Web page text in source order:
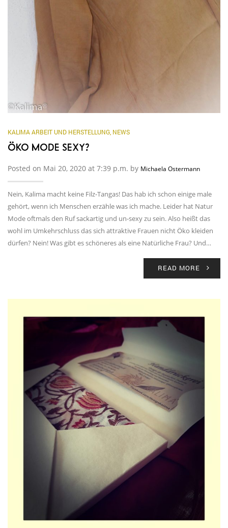
KALIMA ARBEIT UND HERSTELLUNG NEWS
ÖKO MODE SEXY?
Posted on Mai 20, 2020 at 7:39 p.m. by Michaela Ostermann
Nein, Kalima macht keine Filz-Tangas! Das hab ich schon einige male
gehört, wenn ich Menschen erzähle was ich mache. Leider hat Natur
Mode oftmals den Ruf sackartig und un-sexy zu sein. Also heißt das
wohl im Umkehrschluss das sich attraktive Frauen nicht Öko kleiden
dürfen? Nein! Was gibt es schöneres als eine Natürliche Frau? Und…
READ MORE